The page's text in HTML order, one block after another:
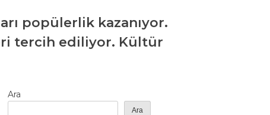
popülerlik kazanıyor.
tercih ediliyor. Kültür
Ara
Ara